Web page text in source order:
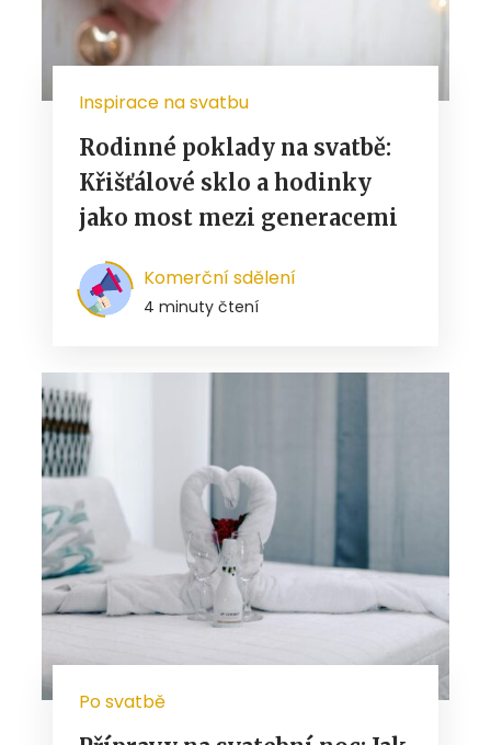
Inspirace na svatbu
Rodinné poklady na svatbě:
Křišťálové sklo a hodinky
jako most mezi generacemi
Komerční sdělení
4 minuty čtení
Po svatbě